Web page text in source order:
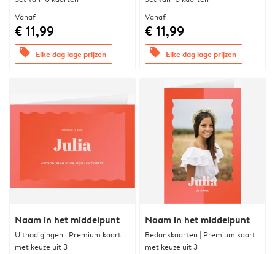
Vanaf
€ 11,99
offers Elke dag lage prijzen
Vanaf
€ 11,99
offers Elke dag lage prijzen
Naam in het middelpunt
Uitnodigingen | Premium kaart
met keuze uit 3
Naam in het middelpunt
Bedankkaarten | Premium kaart
met keuze uit 3